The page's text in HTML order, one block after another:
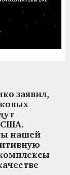
заявил,
США.
нашей